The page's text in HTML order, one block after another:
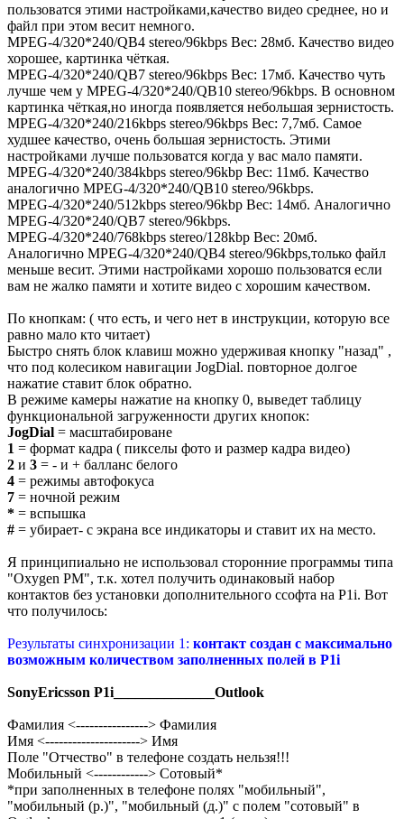
пользоватся этими настройками,качество видео среднее, но и
файл при этом весит немного.
MPEG-4/320*240/QB4 stereo/96kbps Вес: 28мб. Качество видео
хорошее, картинка чёткая.
MPEG-4/320*240/QB7 stereo/96kbps Вес: 17мб. Качество чуть
лучше чем у MPEG-4/320*240/QB10 stereo/96kbps. В основном
картинка чёткая,но иногда появляется небольшая зернистость.
MPEG-4/320*240/216kbps stereo/96kbps Вес: 7,7мб. Самое
худшее качество, очень большая зернистость. Этими
настройками лучше пользоватся когда у вас мало памяти.
MPEG-4/320*240/384kbps stereo/96kbp Вес: 11мб. Качество
аналогично MPEG-4/320*240/QB10 stereo/96kbps.
MPEG-4/320*240/512kbps stereo/96kbp Вес: 14мб. Аналогично
MPEG-4/320*240/QB7 stereo/96kbps.
MPEG-4/320*240/768kbps stereo/128kbp Вес: 20мб.
Аналогично MPEG-4/320*240/QB4 stereo/96kbps,только файл
меньше весит. Этими настройками хорошо пользоватся если
вам не жалко памяти и хотите видео с хорошим качеством.
По кнопкам: ( что есть, и чего нет в инструкции, которую все
равно мало кто читает)
Быстро снять блок клавиш можно удерживая кнопку "назад" ,
что под колесиком навигации JogDial. повторное долгое
нажатие ставит блок обратно.
В режиме камеры нажатие на кнопку 0, выведет таблицу
функциональной загруженности других кнопок:
JogDial = масштабироване
1 = формат кадра ( пикселы фото и размер кадра видео)
2 и 3 = - и + балланс белого
4 = режимы автофокуса
7 = ночной режим
* = вспышка
# = убирает- с экрана все индикаторы и ставит их на место.
Я принципиально не использовал сторонние программы типа
"Oxygen PM", т.к. хотел получить одинаковый набор
контактов без установки дополнительного ссофта на P1i. Вот
что получилось:
Результаты синхронизации 1: контакт создан с максимально
возможным количеством заполненных полей в P1i
SonyEricsson P1i______________Outlook
Фамилия <----------------> Фамилия
Имя <---------------------> Имя
Поле "Отчество" в телефоне создать нельзя!!!
Мобильный <------------> Сотовый*
*при заполненных в телефоне полях "мобильный",
"мобильный (р.)", "мобильный (д.)" с полем "сотовый" в